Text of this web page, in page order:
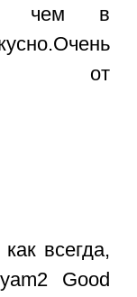
чем в
от
всегда,
Good